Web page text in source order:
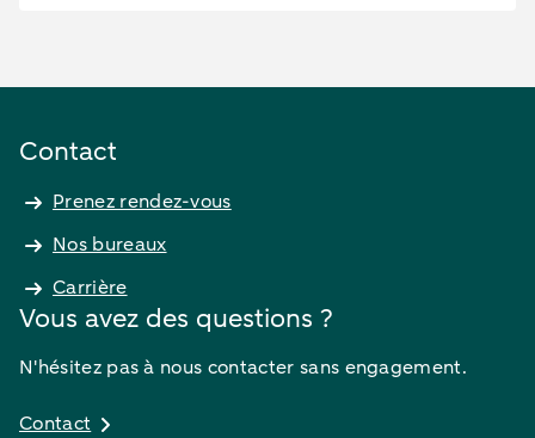
Contact
Prenez rendez-vous
Nos bureaux
Carrière
Vous avez des questions ?
N'hésitez pas à nous contacter sans engagement.
Contact